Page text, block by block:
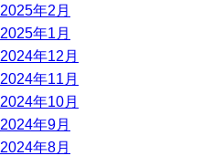
2025年2月
2025年1月
2024年12月
2024年11月
2024年10月
2024年9月
2024年8月